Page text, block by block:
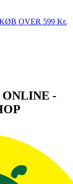
OVER 599 Kr.
ONLINE -